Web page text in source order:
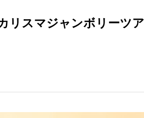
リスマジャンボリーツア